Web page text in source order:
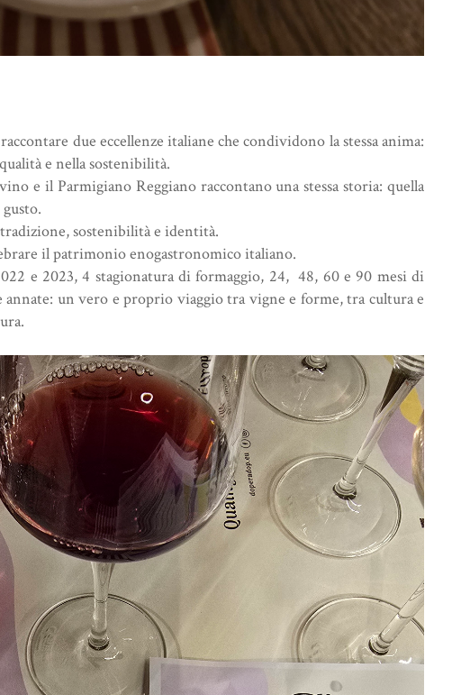
due eccellenze italiane che condividono la stessa anima:
e nella sostenibilità.
e il Parmigiano Reggiano raccontano una stessa storia: quella
sostenibilità e identità.
il patrimonio enogastronomico italiano.
e 2023, 4 stagionatura di formaggio, 24, 48, 60 e 90 mesi di
un vero e proprio viaggio tra vigne e forme, tra cultura e